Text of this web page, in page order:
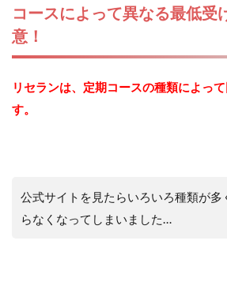
コースによって異なる最低受
意！
リセランは、定期コースの種類によっ
す。
公式サイトを見たらいろいろ種類が多
らなくなってしまいました…